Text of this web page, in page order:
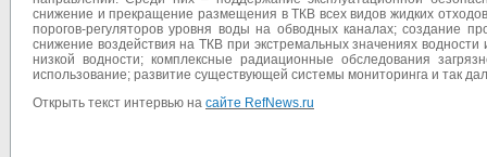
снижение и прекращение размещения в ТКВ всех видов жидких
порогов-регуляторов уровня воды на обводных каналах; создание
снижение воздействия на ТКВ при экстремальных значениях
низкой водности; комплексные радиационные обследования
использование; развитие существующей системы мониторинга и так
Открыть текст интервью на сайте RefNews.ru